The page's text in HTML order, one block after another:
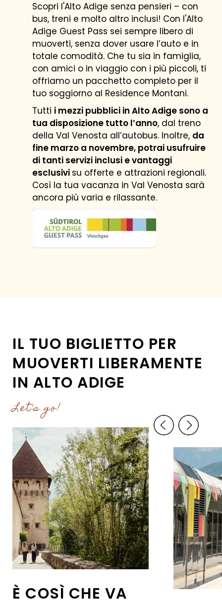
Scopri l'Alto Adige senza pensieri – con
bus, treni e molto altro inclusi! Con l'Alto
Adige Guest Pass sei sempre libero di
muoverti, senza dover usare l’auto e in
totale comodità. Che tu sia in famiglia,
con amici o in viaggio con i più piccoli, ti
offriamo un pacchetto completo per il
tuo soggiorno al Residence Montani.
Tutti i mezzi pubblici in Alto Adige sono a
tua disposizione tutto l’anno, dal treno
della Val Venosta all’autobus. Inoltre, da
fine marzo a novembre, potrai usufruire
di tanti servizi inclusi e vantaggi
esclusivi su offerte e attrazioni regionali.
Così la tua vacanza in Val Venosta sarà
ancora più varia e rilassante.
IL TUO BIGLIETTO PER
MUOVERTI LIBERAMENTE
IN ALTO ADIGE
Let's go!
È COSÌ CHE VA